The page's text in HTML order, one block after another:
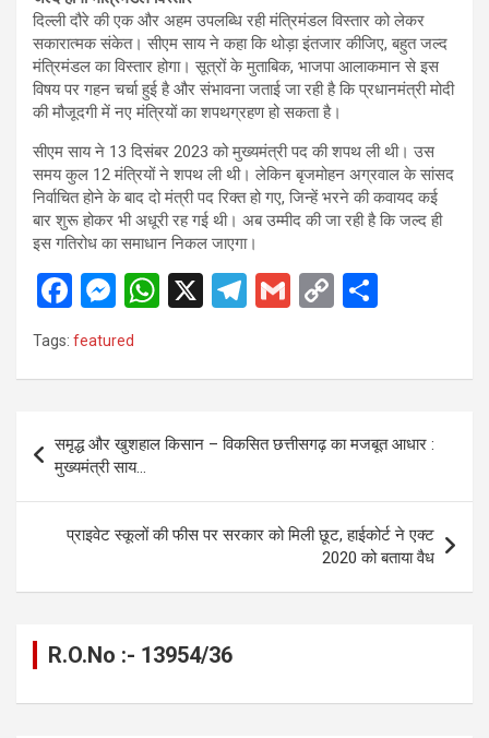
दिल्ली दौरे की एक और अहम उपलब्धि रही मंत्रिमंडल विस्तार को लेकर
सकारात्मक संकेत। सीएम साय ने कहा कि थोड़ा इंतजार कीजिए, बहुत जल्द
मंत्रिमंडल का विस्तार होगा। सूत्रों के मुताबिक, भाजपा आलाकमान से इस
विषय पर गहन चर्चा हुई है और संभावना जताई जा रही है कि प्रधानमंत्री मोदी
की मौजूदगी में नए मंत्रियों का शपथग्रहण हो सकता है।
सीएम साय ने 13 दिसंबर 2023 को मुख्यमंत्री पद की शपथ ली थी। उस
समय कुल 12 मंत्रियों ने शपथ ली थी। लेकिन बृजमोहन अग्रवाल के सांसद
निर्वाचित होने के बाद दो मंत्री पद रिक्त हो गए, जिन्हें भरने की कवायद कई
बार शुरू होकर भी अधूरी रह गई थी। अब उम्मीद की जा रही है कि जल्द ही
इस गतिरोध का समाधान निकल जाएगा।
F
a
ce
o
o
k
M
es
se
g
er
W
A
p
X
T
a
G
C
n
Tags: featured
navigation
समृद्ध और खुशहाल किसान – विकसित छत्तीसगढ़ का मजबूत आधार :
मुख्यमंत्री साय…
प्राइवेट स्कूलों की फीस पर सरकार को मिली छूट, हाईकोर्ट ने एक्ट
2020 को बताया वैध
R.O.No :- 13954/36